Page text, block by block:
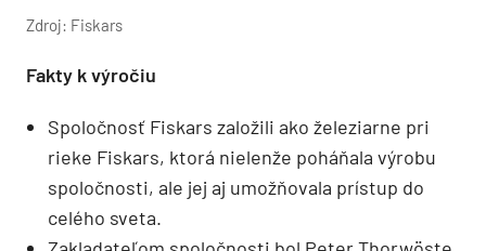
Zdroj: Fiskars
Fakty k výročiu
Spoločnosť Fiskars založili ako železiarne pri
rieke Fiskars, ktorá nielenže poháňala výrobu
spoločnosti, ale jej aj umožňovala prístup do
celého sveta.